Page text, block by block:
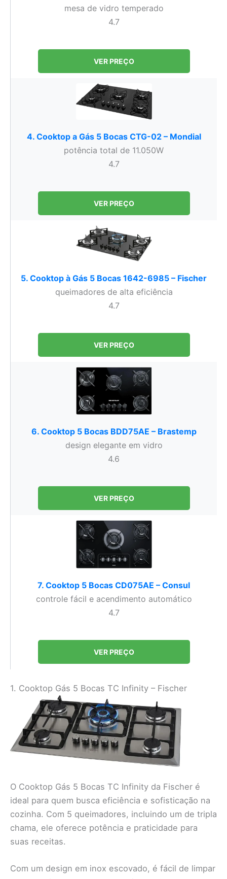
mesa de vidro temperado
4.7
VER PREÇO
4. Cooktop a Gás 5 Bocas CTG-02 – Mondial
potência total de 11.050W
4.7
VER PREÇO
5. Cooktop à Gás 5 Bocas 1642-6985 – Fischer
queimadores de alta eficiência
4.7
VER PREÇO
6. Cooktop 5 Bocas BDD75AE – Brastemp
design elegante em vidro
4.6
VER PREÇO
7. Cooktop 5 Bocas CD075AE – Consul
controle fácil e acendimento automático
4.7
VER PREÇO
1. Cooktop Gás 5 Bocas TC Infinity – Fischer
O Cooktop Gás 5 Bocas TC Infinity da Fischer é
ideal para quem busca eficiência e sofisticação na
cozinha. Com 5 queimadores, incluindo um de tripla
chama, ele oferece potência e praticidade para
suas receitas.
Com um design em inox escovado, é fácil de limpar